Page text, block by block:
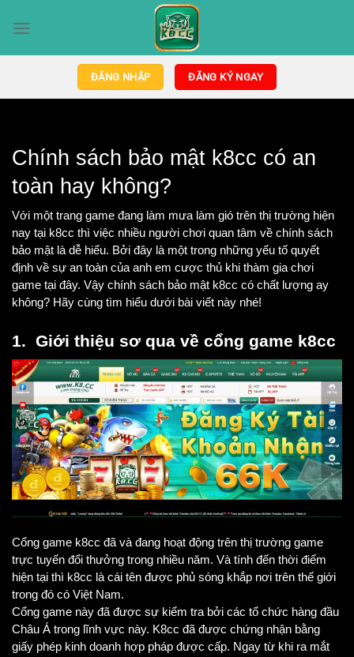
qua
ĐĂNG NHẬP ĐĂNG KÝ NGAY
Chính sách bảo mật k8cc có an
toàn hay không?
Với một trang game đang làm mưa làm gió trên thị trường hiện
nay tại k8cc thì việc nhiều người chơi quan tâm về chính sách
bảo mật là dễ hiểu. Bởi đây là một trong những yếu tố quyết
định về sự an toàn của anh em cược thủ khi thàm gia chơi
game tại đây. Vậy chính sách bảo mật k8cc có chất lượng ay
không? Hãy cùng tìm hiểu dưới bài viết này nhé!
1.  Giới thiệu sơ qua về cổng game k8cc
Cổng game k8cc đã và đang hoạt động trên thị trường game
trực tuyến đổi thưởng trong nhiều năm. Và tính đến thời điểm
hiện tại thì k8cc là cái tên được phủ sóng khắp nơi trên thế giới
trong đó có Việt Nam.
Cổng game này đã được sự kiểm tra bởi các tổ chức hàng đầu
Châu Á trong lĩnh vực này. K8cc đã được chứng nhận bằng
giấy phép kinh doanh hợp pháp được cấp. Ngay từ khi ra mắt